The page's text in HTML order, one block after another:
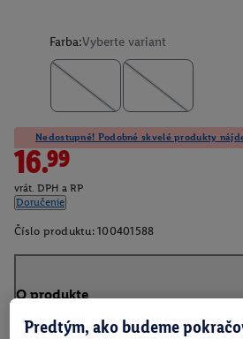
Farba:Vyberte variant
Nedostupné! Podobné skvelé produkty
16.99
vrát. DPH a RP
Doručenie
Číslo produktu: 100401588
O produkte
Predtým, ako budeme